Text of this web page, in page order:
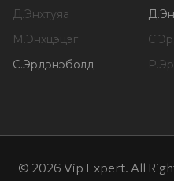
Д.Энхтуяа Д.
М.Энхцэцэг С.
С.Эрдэнэболд Р.
© 2026 Vip Expert. All